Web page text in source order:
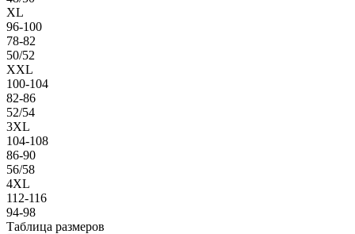
XL
96-100
78-82
50/52
XXL
100-104
82-86
52/54
3XL
104-108
86-90
56/58
4XL
112-116
94-98
Таблица размеров